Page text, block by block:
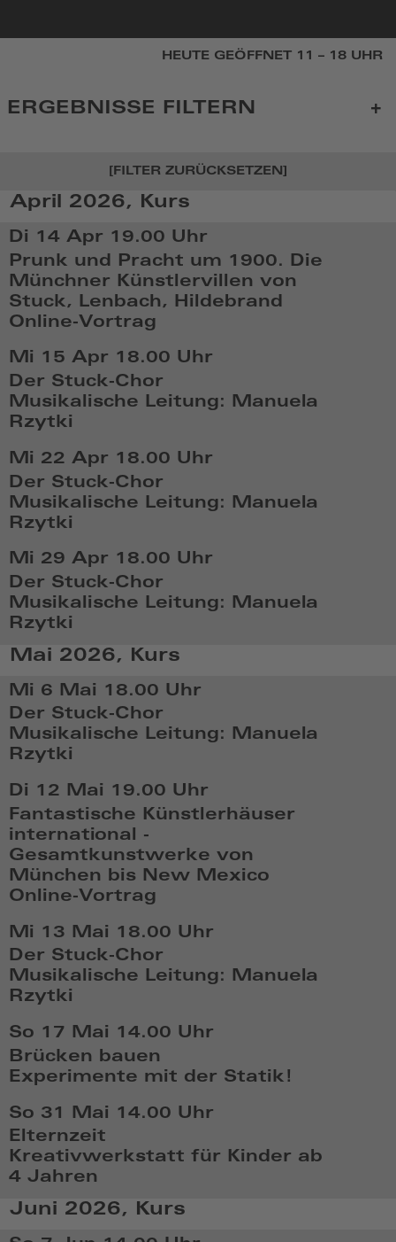
HEUTE GEÖFFNET 11 – 18 UHR
KALENDER
April 2026, Kurs
Di 14 Apr 19.00 Uhr
Prunk und Pracht um 1900. Die
Münchner Künstlervillen von
Stuck, Lenbach, Hildebrand
Online-Vortrag
Apr
14
2026,
19:04
Mi 15 Apr 18.00 Uhr
Der Stuck-Chor
Musikalische Leitung: Manuela
Rzytki
Apr
15
2026,
18:04
Mi 22 Apr 18.00 Uhr
Der Stuck-Chor
Musikalische Leitung: Manuela
Rzytki
Apr
22
2026,
18:04
Mi 29 Apr 18.00 Uhr
Der Stuck-Chor
Musikalische Leitung: Manuela
Rzytki
Mi,
Apr
29
2026,
18:04
Mai 2026, Kurs
Mi 6 Mai
18.00 Uhr
Der Stuck-Chor
Musikalische Leitung: Manuela
Rzytki
Mai
6
2026,
18:05
Di 12 Mai
19.00 Uhr
Fantastische Künstlerhäuser
international -
Gesamtkunstwerke von
München bis New Mexico
Online-Vortrag
Mai
12
2026,
19:05
Mi 13 Mai
18.00 Uhr
Der Stuck-Chor
Musikalische Leitung: Manuela
Rzytki
Mai
13
2026,
So 17 Mai
14.00 Uhr
Brücken bauen
Experimente mit der Statik!
Mai
17
2026,
14:05
So 31 Mai
14.00 Uhr
Elternzeit
Kreativwerkstatt für Kinder ab
4 Jahren
So,
Mai
31
Juni 2026, Kurs
ERGEBNISSE FILTERN
[FILTER ZURÜCKSETZEN]